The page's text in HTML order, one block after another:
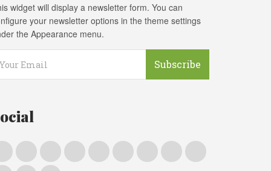
widget will display a newsletter form. You can
your newsletter options in the theme settings
the Appearance menu.
Subscribe